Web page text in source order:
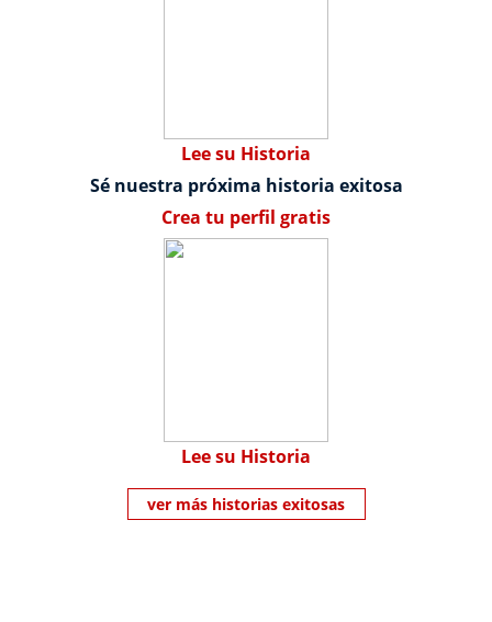
Lee su Historia
Sé nuestra próxima historia exitosa
Crea tu perfil gratis
Lee su Historia
ver más historias exitosas